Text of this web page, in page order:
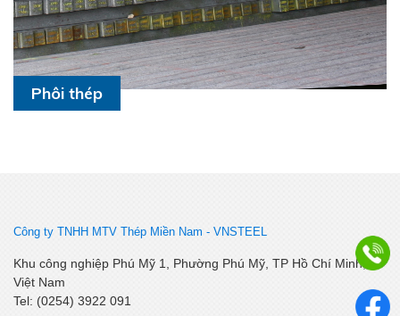
Phôi thép
Công ty TNHH MTV Thép Miền Nam - VNSTEEL
Khu công nghiệp Phú Mỹ 1, Phường Phú Mỹ, TP Hồ Chí Minh,
Việt Nam
Tel: (0254) 3922 091